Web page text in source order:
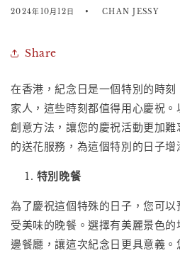
2024年10月12日 CHAN JESSY
Share
在香港，紀念日是一個特別的時
家人，這些時刻都值得用心慶祝
創意方法，讓您的慶祝活動更加
的送花服務，為這個特別的日子增
特別晚餐
為了慶祝這個特殊的日子，您可
受美味的晚餐。選擇有美麗景色
邊餐廳，讓這次紀念日更具意義